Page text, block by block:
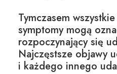
Tymczasem
symptomy mogą
rozpoczynający się
Najczęstsze objawy
i każdego innego